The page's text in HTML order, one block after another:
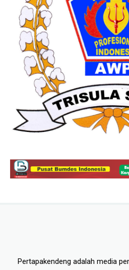
Pertapakendeng adalah media